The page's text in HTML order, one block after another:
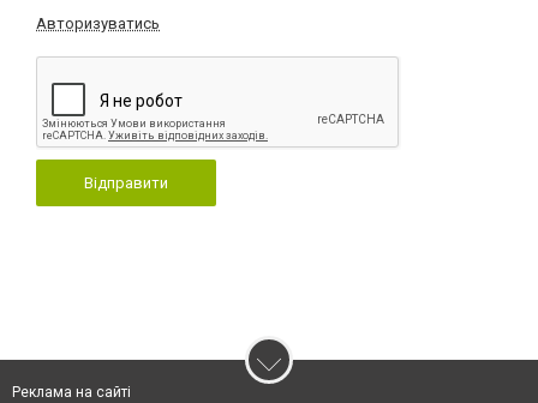
Авторизуватись
Відправити
Реклама на сайті